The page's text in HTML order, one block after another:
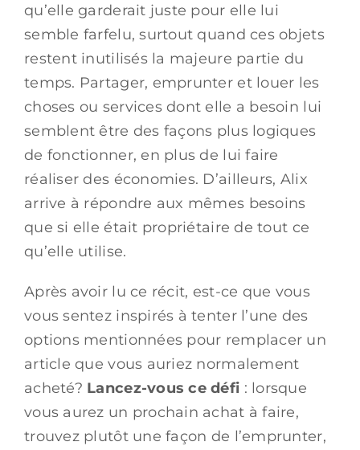
qu’elle garderait juste pour elle lui
semble farfelu, surtout quand ces objets
restent inutilisés la majeure partie du
temps. Partager, emprunter et louer les
choses ou services dont elle a besoin lui
semblent être des façons plus logiques
de fonctionner, en plus de lui faire
réaliser des économies. D’ailleurs, Alix
arrive à répondre aux mêmes besoins
que si elle était propriétaire de tout ce
qu’elle utilise.
Après avoir lu ce récit, est-ce que vous
vous sentez inspirés à tenter l’une des
options mentionnées pour remplacer un
article que vous auriez normalement
acheté? Lancez-vous ce défi : lorsque
vous aurez un prochain achat à faire,
trouvez plutôt une façon de l’emprunter,